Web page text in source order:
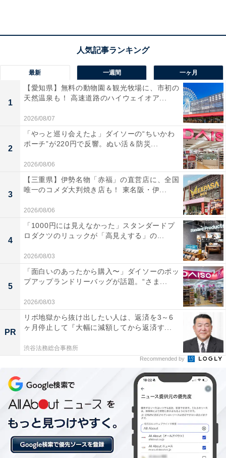
「粕川温泉元気ランド」の口コミは？
「粕川温泉元気ランド」には以下のような口コミが寄せ
られています。
内風呂に泉質の異なる2種類の源泉浴槽が隣接して
おり、一度に異なるお湯の魅力をのんびり贅沢に堪
能できるのがとても嬉しいです。
大人520円、さらに19時以降の夜間は310円という
非常にリーズナブルな利用料金に設定されており、
コストパフォーマンスが抜群に高い施設です。
リニューアルされた高温サウナはしっかりと気持ち
良い汗を流すことができ、大自然に囲まれた広々と
した開放的な露天風呂での外気浴も最高です。
最新 一週間 一ヶ月
1
【愛知県】無料の動物園＆観光牧場に、市初の
天然温泉も！ 高速道路のハイウェイオア...
2026/08/07
2
「やっと巡り会えたよ」ダイソーの“ちいかわ
ポーチ”が220円で反響。ぬい活＆防災...
2026/08/06
3
【三重県】伊勢名物「赤福」の直営店に、全国
唯一のコメダ大判焼き店も！ 東名阪・伊...
2026/08/06
4
「1000円には見えなかった」スタンダードプ
ロダクツのリュックが「高見えする」の...
2026/08/03
5
「面白いのあったから購入〜」ダイソーのポッ
プアップランドリーバッグが話題。“さま...
2026/08/03
PR
リボ地獄から抜け出したい人は、返済を3～6
ヶ月停止して『大幅に減額してから返済す...
渋谷法務総合事務所
Recommended by